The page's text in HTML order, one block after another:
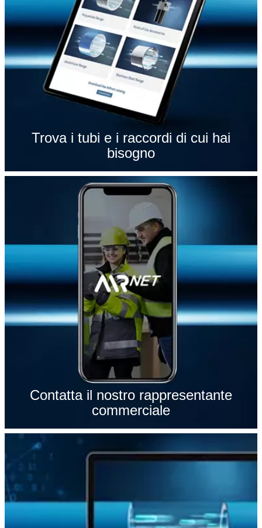
Trova i tubi e i raccordi di cui hai
bisogno
Contatta il nostro rappresentante
commerciale